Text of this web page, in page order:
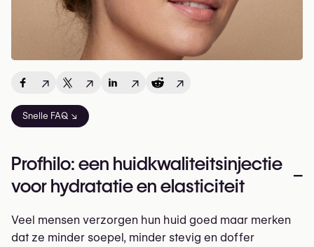
Snelle FAQ ↘
↗ ↗ ↗ ↗
Profhilo: een huidkwaliteitsinjectie
voor hydratatie en elasticiteit
–
Veel mensen verzorgen hun huid goed maar merken
dat ze minder soepel, minder stevig en doffer